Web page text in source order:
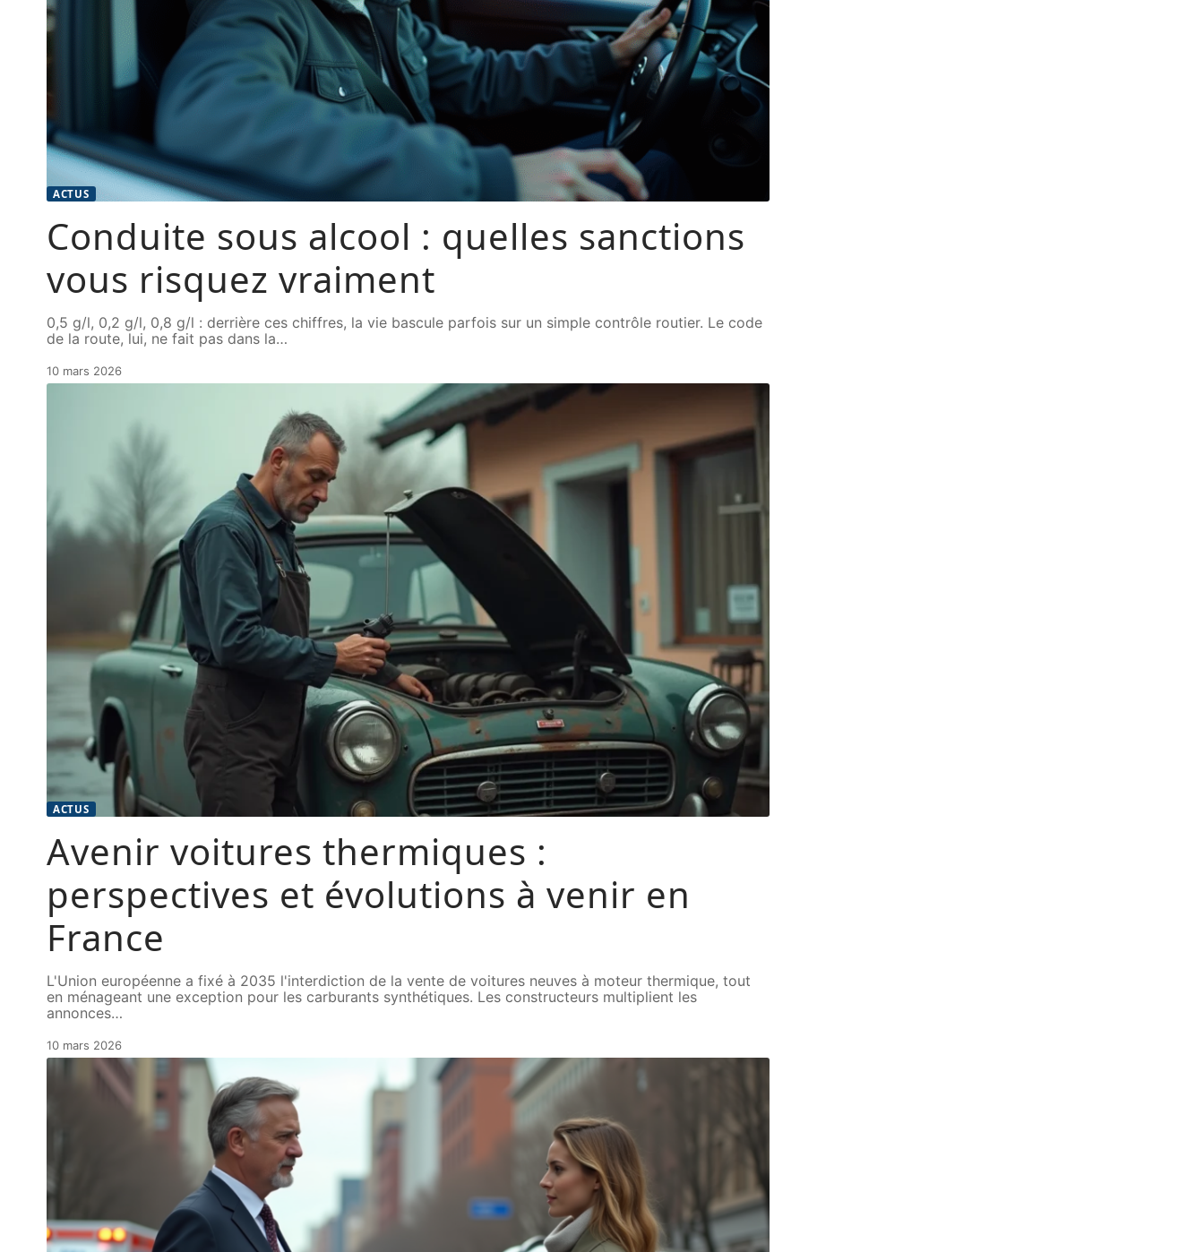
ACTUS
Conduite sous alcool : quelles sanctions
vous risquez vraiment
0,5 g/l, 0,2 g/l, 0,8 g/l : derrière ces chiffres, la vie bascule parfois sur un simple contrôle routier. Le code
de la route, lui, ne fait pas dans la…
10 mars 2026
ACTUS
Avenir voitures thermiques :
perspectives et évolutions à venir en
France
L'Union européenne a fixé à 2035 l'interdiction de la vente de voitures neuves à moteur thermique, tout
en ménageant une exception pour les carburants synthétiques. Les constructeurs multiplient les
annonces…
10 mars 2026